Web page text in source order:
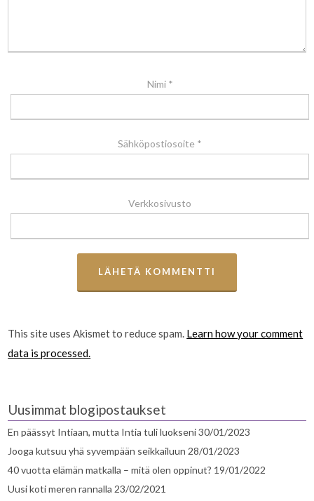
Nimi *
Sähköpostiosoite *
Verkkosivusto
This site uses Akismet to reduce spam. Learn how your comment
data is processed.
Uusimmat blogipostaukset
En päässyt Intiaan, mutta Intia tuli luokseni30/01/2023
Jooga kutsuu yhä syvempään seikkailuun 28/01/2023
40 vuotta elämän matkalla – mitä olen oppinut? 19/01/2022
Uusi koti meren rannalla 23/02/2021